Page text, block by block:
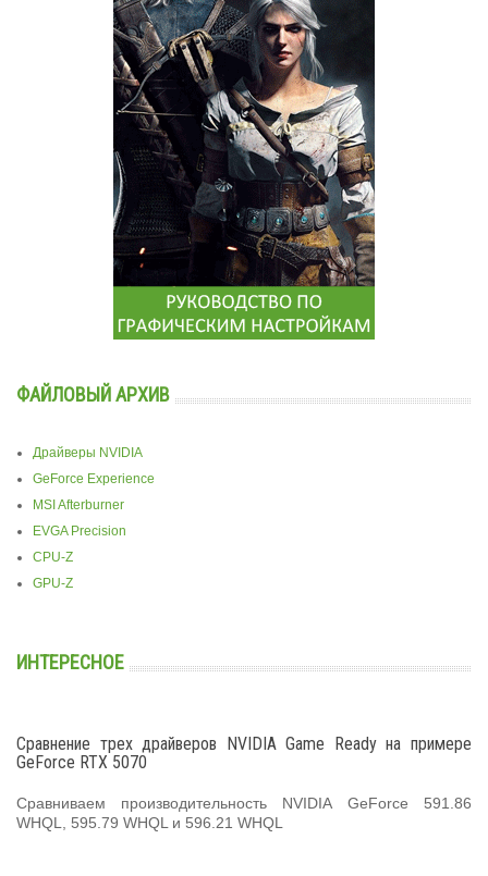
ФАЙЛОВЫЙ АРХИВ
Драйверы NVIDIA
GeForce Experience
MSI Afterburner
EVGA Precision
CPU-Z
GPU-Z
ИНТЕРЕСНОЕ
Сравнение трех драйверов NVIDIA Game Ready на примере
GeForce RTX 5070
Сравниваем производительность NVIDIA GeForce 591.86
WHQL, 595.79 WHQL и 596.21 WHQL